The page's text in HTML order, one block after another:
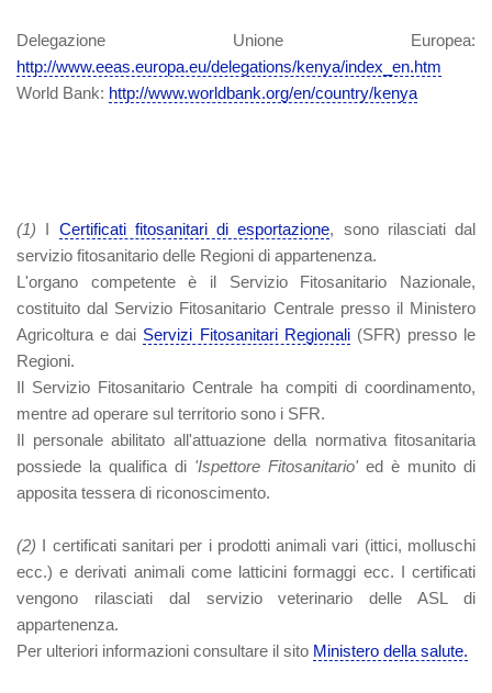
Delegazione Unione Europea:
http://www.eeas.europa.eu/delegations/kenya/index_en.htm
World Bank: http://www.worldbank.org/en/country/kenya
(1) I Certificati fitosanitari di esportazione, sono rilasciati dal
servizio fitosanitario delle Regioni di appartenenza.
L'organo competente è il Servizio Fitosanitario Nazionale,
costituito dal Servizio Fitosanitario Centrale presso il Ministero
Agricoltura e dai Servizi Fitosanitari Regionali(SFR) presso le
Regioni.
Il Servizio Fitosanitario Centrale ha compiti di coordinamento,
mentre ad operare sul territorio sono i SFR.
Il personale abilitato all'attuazione della normativa fitosanitaria
possiede la qualifica di 'Ispettore Fitosanitario' ed è munito di
apposita tessera di riconoscimento.
(2) I certificati sanitari per i prodotti animali vari (ittici, molluschi
ecc.) e derivati animali come latticini formaggi ecc. I certificati
vengono rilasciati dal servizio veterinario delle ASL di
appartenenza.
Per ulteriori informazioni consultare il sito Ministero della salute.